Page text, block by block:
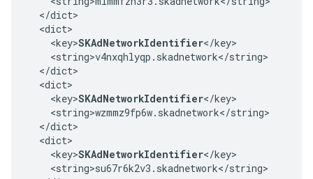
  </dict>
  <dict>
    <key>
SKAdNetworkIdentifier</key>
    <string>v4nxqhlyqp.skadnetwork</string>
  </dict>
  <dict>
    <key>
SKAdNetworkIdentifier</key>
    <string>wzmmz9fp6w.skadnetwork</string>
  </dict>
  <dict>
    <key>
SKAdNetworkIdentifier</key>
    <string>su67r6k2v3.skadnetwork</string>